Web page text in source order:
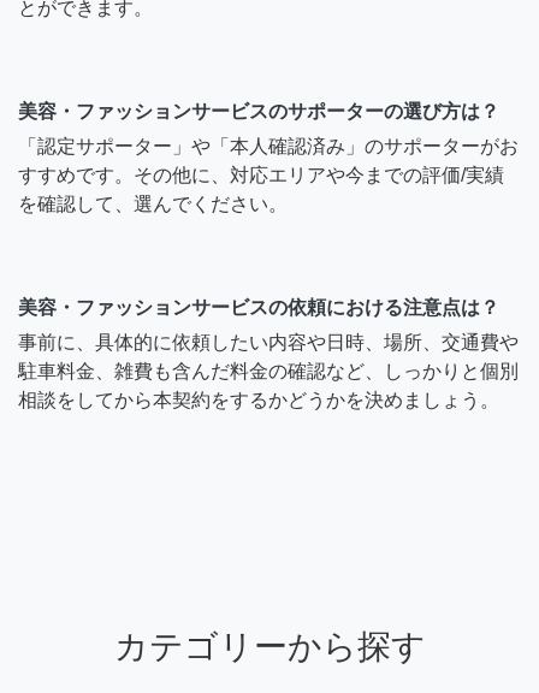
とができます。
美容・ファッションサービスのサポーターの選び方は？
「認定サポーター」や「本人確認済み」のサポーターがお
すすめです。その他に、対応エリアや今までの評価/実績
を確認して、選んでください。
美容・ファッションサービスの依頼における注意点は？
事前に、具体的に依頼したい内容や日時、場所、交通費や
駐車料金、雑費も含んだ料金の確認など、しっかりと個別
相談をしてから本契約をするかどうかを決めましょう。
カテゴリーから探す